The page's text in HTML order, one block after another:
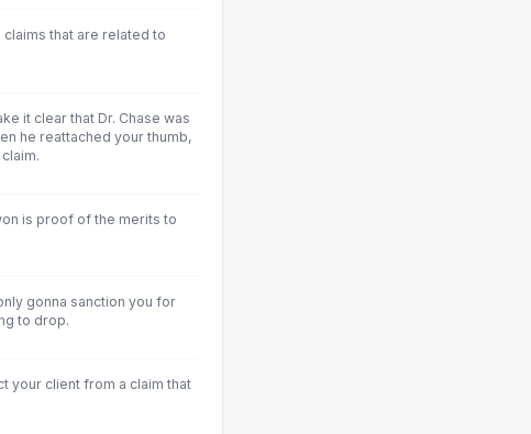
that are related to
it clear that Dr. Chase was
he reattached your thumb,
is proof of the merits to
gonna sanction you for
to drop.
your client from a claim that